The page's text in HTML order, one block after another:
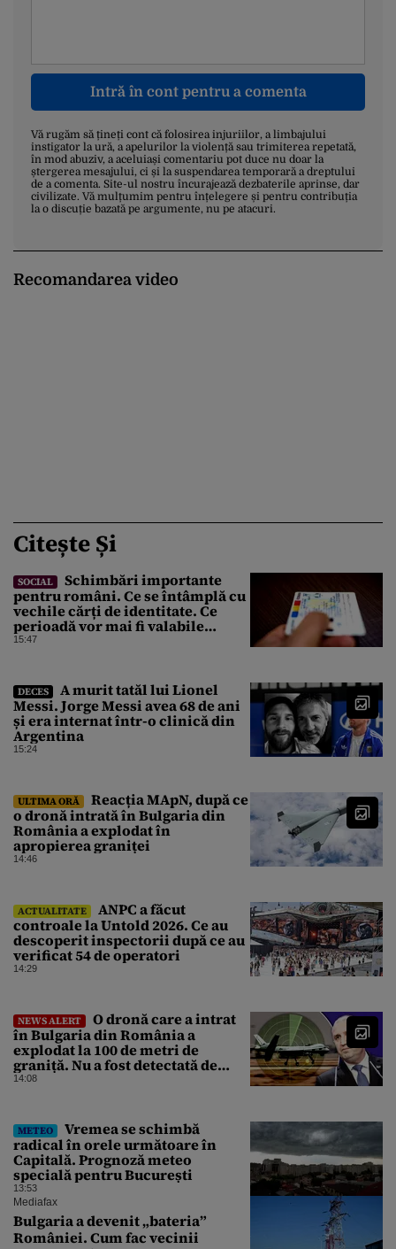
Intră în cont pentru a comenta
Vă rugăm să țineți cont că folosirea injuriilor, a limbajului
instigator la ură, a apelurilor la violență sau trimiterea repetată,
în mod abuziv, a aceluiași comentariu pot duce nu doar la
ștergerea mesajului, ci și la suspendarea temporară a dreptului
de a comenta. Site-ul nostru încurajează dezbaterile aprinse, dar
civilizate. Vă mulțumim pentru înțelegere și pentru contribuția
la o discuție bazată pe argumente, nu pe atacuri.
Recomandarea video
Citește Și
SOCIAL
Schimbări importante
pentru români. Ce se întâmplă cu
vechile cărți de identitate. Ce
perioadă vor mai fi valabile
buletinele clasice
15:47
DECES
A murit tatăl lui Lionel
Messi. Jorge Messi avea 68 de ani
și era internat într-o clinică din
Argentina
15:24
ULTIMA ORĂ
Reacția MApN, după ce
o dronă intrată în Bulgaria din
România a explodat în
apropierea graniței
14:46
ACTUALITATE
ANPC a făcut
controale la Untold 2026. Ce au
descoperit inspectorii după ce au
verificat 54 de operatori
14:29
NEWS ALERT
O dronă care a intrat
în Bulgaria din România a
explodat la 100 de metri de
graniță. Nu a fost detectată de
radare. Reacția MApN
14:08
METEO
Vremea se schimbă
radical în orele următoare în
Capitală. Prognoză meteo
specială pentru București
13:53
Mediafax
Bulgaria a devenit „bateria”
României. Cum fac vecinii